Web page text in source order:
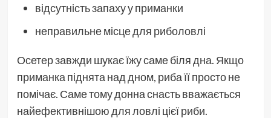
відсутність запаху у приманки
неправильне місце для риболовлі
Осетер завжди шукає їжу саме біля дна. Якщо
приманка піднята над дном, риба її просто не
помічає. Саме тому донна снасть вважається
найефективнішою для ловлі цієї риби.